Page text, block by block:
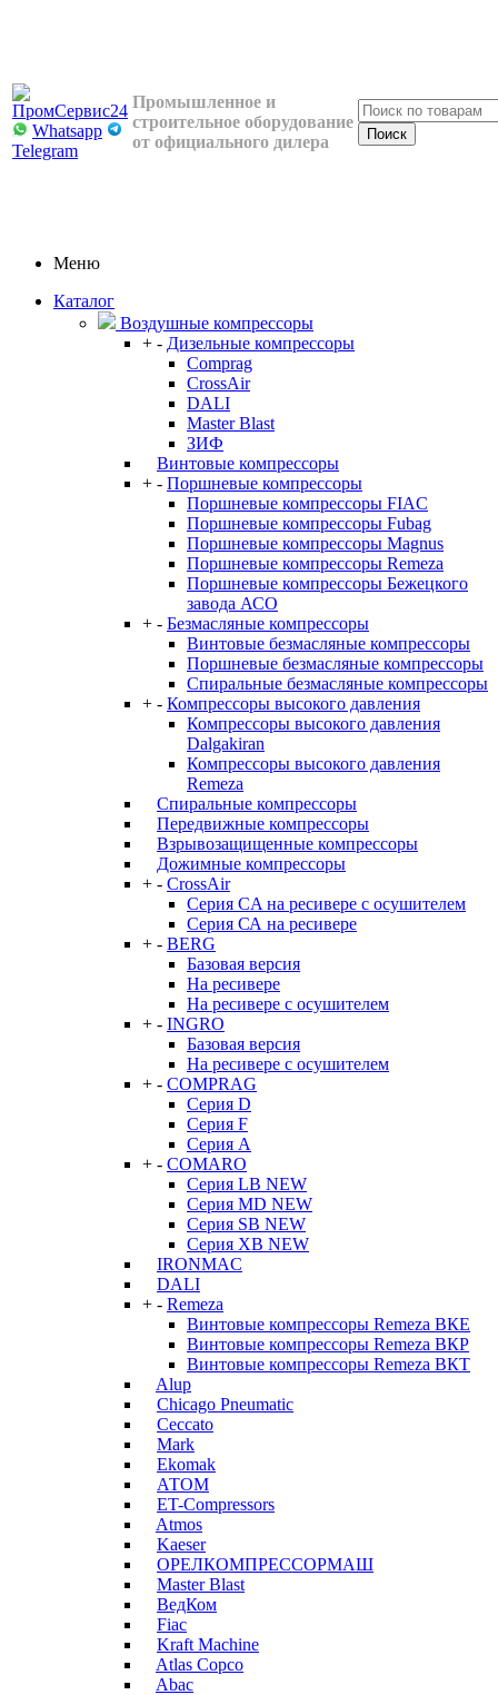
Whatsapp
Telegram
Промышленное и
строительное оборудование
от официального дилера
Меню
Каталог
Воздушные компрессоры
+ - Дизельные компрессоры
Comprag
CrossAir
DALI
Master Blast
ЗИФ
Винтовые компрессоры
+ - Поршневые компрессоры
Поршневые компрессоры FIAC
Поршневые компрессоры Fubag
Поршневые компрессоры Magnus
Поршневые компрессоры Remeza
Поршневые компрессоры Бежецкого
завода АСО
+ - Безмасляные компрессоры
Винтовые безмасляные компрессоры
Поршневые безмасляные компрессоры
Спиральные безмасляные компрессоры
+ - Компрессоры высокого давления
Компрессоры высокого давления
Dalgakiran
Компрессоры высокого давления
Remeza
Спиральные компрессоры
Передвижные компрессоры
Взрывозащищенные компрессоры
Дожимные компрессоры
+ - CrossAir
Серия CA на ресивере с осушителем
Серия СА на ресивере
+ - BERG
Базовая версия
На ресивере
На ресивере с осушителем
+ - INGRO
Базовая версия
На ресивере с осушителем
+ - COMPRAG
Серия D
Серия F
Серия А
+ - COMARO
Серия LB NEW
Серия MD NEW
Серия SB NEW
Серия XB NEW
IRONMAC
DALI
+ - Remeza
Винтовые компрессоры Remeza ВКЕ
Винтовые компрессоры Remeza ВКР
Винтовые компрессоры Remeza ВКТ
Alup
Chicago Pneumatic
Ceccato
Mark
Ekomak
АТОМ
ET-Compressors
Atmos
Kaeser
ОРЕЛКОМПРЕССОРМАШ
Master Blast
ВедКом
Fiac
Kraft Machine
Atlas Copco
Abac